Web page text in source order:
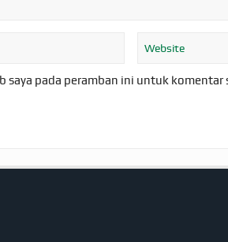
saya pada peramban ini untuk komentar